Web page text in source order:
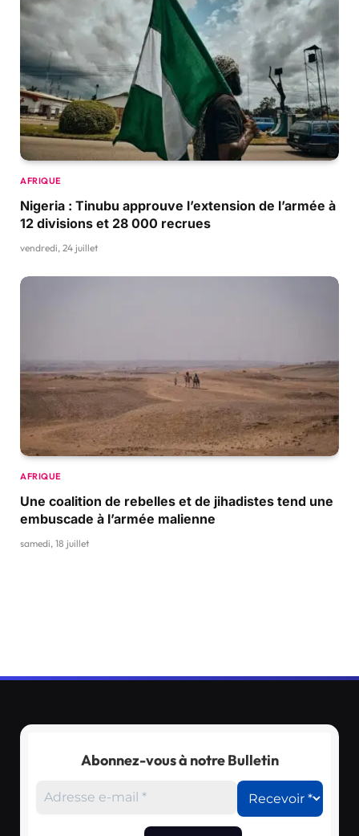
AFRIQUE
Nigeria : Tinubu approuve l’extension de l’armée à
12 divisions et 28 000 recrues
vendredi, 24 juillet
AFRIQUE
Une coalition de rebelles et de jihadistes tend une
embuscade à l’armée malienne
samedi, 18 juillet
Abonnez-vous à notre Bulletin